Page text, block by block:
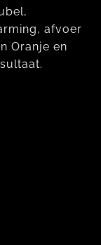
afvoer
Oranje en